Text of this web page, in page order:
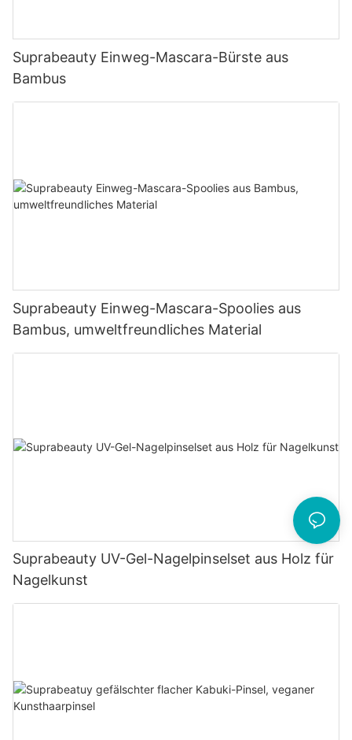
Suprabeauty Einweg-Mascara-Bürste aus
Bambus
Suprabeauty Einweg-Mascara-Spoolies aus
Bambus, umweltfreundliches Material
Suprabeauty UV-Gel-Nagelpinselset aus Holz für
Nagelkunst